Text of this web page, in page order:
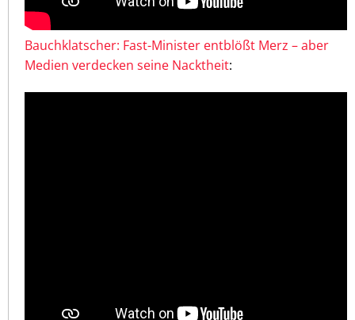
Bauchklatscher: Fast-Minister entblößt Merz – aber
Medien verdecken seine Nacktheit: